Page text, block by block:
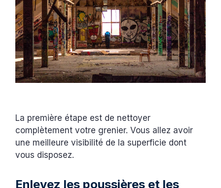
La première étape est de nettoyer
complètement votre grenier. Vous allez avoir
une meilleure visibilité de la superficie dont
vous disposez.
Enlevez les poussières et les